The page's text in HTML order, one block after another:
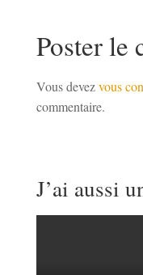
Poster le
Vous devezvous
commentaire.
J’ai aussi